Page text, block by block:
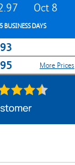
Oct 8
BUSINESS DAYS
More Prices